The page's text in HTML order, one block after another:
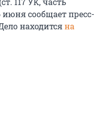
июня сообщает пресс-
находитсяна